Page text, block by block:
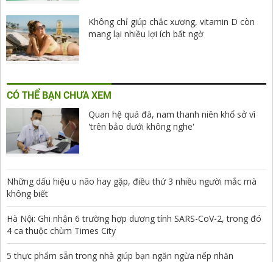
Không chỉ giúp chắc xương, vitamin D còn
mang lại nhiều lợi ích bất ngờ
CÓ THỂ BẠN CHƯA XEM
Quan hệ quá đà, nam thanh niên khổ sở vì
'trên bảo dưới không nghe'
Những dấu hiệu u não hay gặp, điều thứ 3 nhiều người mắc mà
không biết
Hà Nội: Ghi nhận 6 trường hợp dương tính SARS-CoV-2, trong đó
4 ca thuộc chùm Times City
5 thực phẩm sẵn trong nhà giúp bạn ngăn ngừa nếp nhăn